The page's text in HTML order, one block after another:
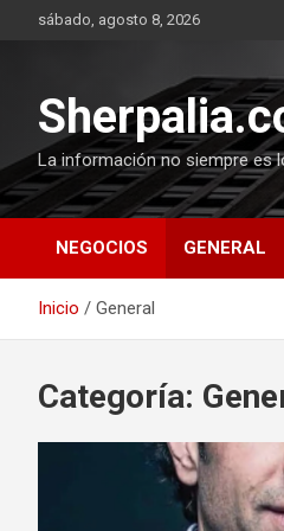
sábado, agosto 8, 2026
La información no siempre es
NEGOCIOS GENERAL
Inicio General
Categoría: